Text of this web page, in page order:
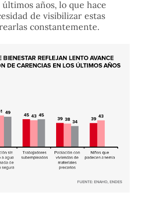
años, lo que hace
de visibilizar estas
constantemente.